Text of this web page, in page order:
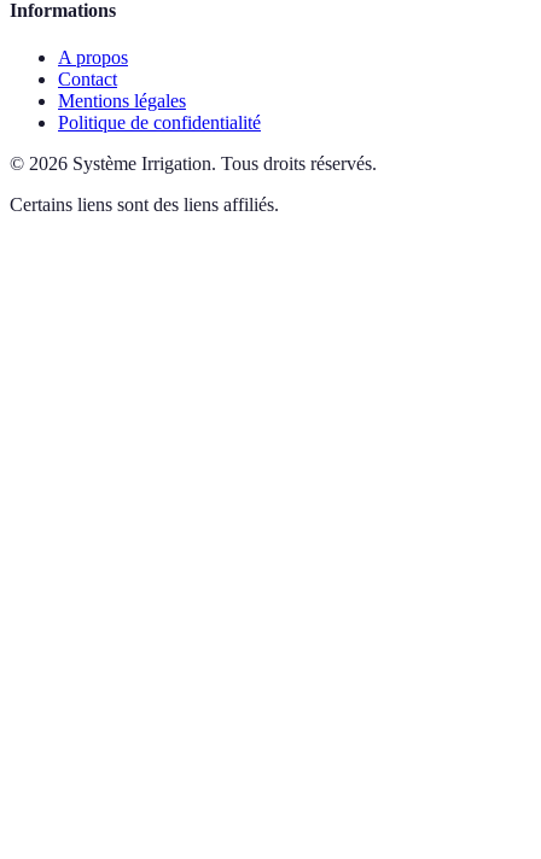
Informations
A propos
Contact
Mentions légales
Politique de confidentialité
© 2026 Système Irrigation. Tous droits réservés.
Certains liens sont des liens affiliés.